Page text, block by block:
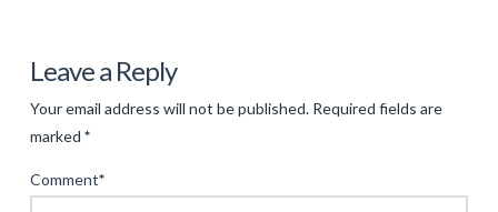
Trendanalys:
Den
Digitala
inom
Leave a Reply
Your email address will not be published. Required fields are
marked *
Comment*